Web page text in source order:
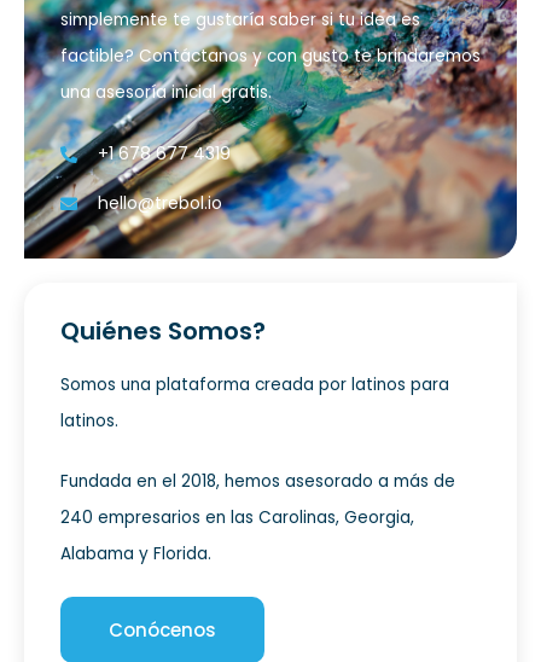
simplemente te gustaría saber si tu idea es
factible? Contáctanos y con gusto te brindaremos
una asesoría inicial gratis.
+1 678 677 4319
hello@trebol.io
Quiénes Somos?
Somos una plataforma creada por latinos para
latinos.
Fundada en el 2018, hemos asesorado a más de
240 empresarios en las Carolinas, Georgia,
Alabama y Florida.
Conócenos